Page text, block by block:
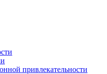
привлекательности